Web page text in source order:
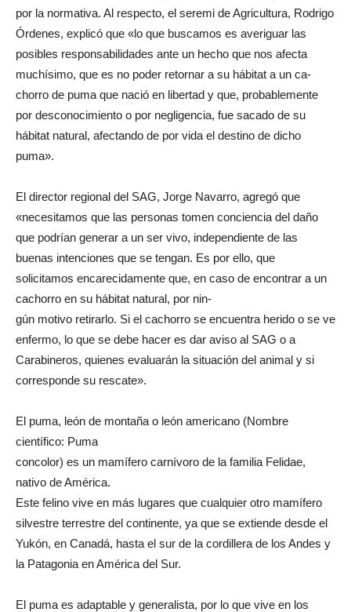
por la normativa. Al respecto, el seremi de Agricultura, Rodrigo
Órdenes, explicó que «lo que buscamos es averiguar las
posibles responsabilidades ante un hecho que nos afecta
muchísimo, que es no poder retornar a su hábitat a un ca-
chorro de puma que nació en libertad y que, probablemente
por desconocimiento o por negligencia, fue sacado de su
hábitat natural, afectando de por vida el destino de dicho
puma».
El director regional del SAG, Jorge Navarro, agregó que
«necesitamos que las personas tomen conciencia del daño
que podrían generar a un ser vivo, independiente de las
buenas intenciones que se tengan. Es por ello, que
solicitamos encarecidamente que, en caso de encontrar a un
cachorro en su hábitat natural, por nin-
gún motivo retirarlo. Si el cachorro se encuentra herido o se ve
enfermo, lo que se debe hacer es dar aviso al SAG o a
Carabineros, quienes evaluarán la situación del animal y si
corresponde su rescate».
El puma, león de montaña o león americano (Nombre
científico: Puma
concolor) es un mamífero carnívoro de la familia Felidae,
nativo de América.
Este felino vive en más lugares que cualquier otro mamífero
silvestre terrestre del continente, ya que se extiende desde el
Yukón, en Canadá, hasta el sur de la cordillera de los Andes y
la Patagonia en América del Sur.
El puma es adaptable y generalista, por lo que vive en los